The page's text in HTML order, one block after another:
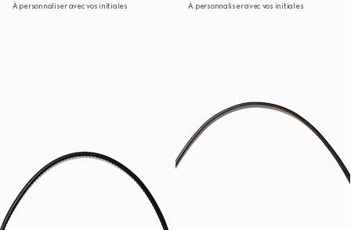
À personnaliser avec vos initiales À personnaliser avec vos initiales